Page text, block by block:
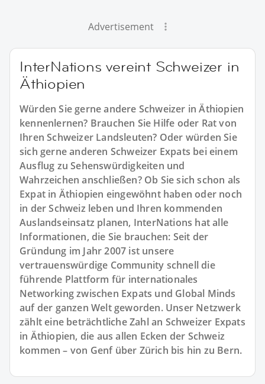
Advertisement
InterNations vereint Schweizer in
Äthiopien
Würden Sie gerne andere Schweizer in Äthiopien
kennenlernen? Brauchen Sie Hilfe oder Rat von
Ihren Schweizer Landsleuten? Oder würden Sie
sich gerne anderen Schweizer Expats bei einem
Ausflug zu Sehenswürdigkeiten und
Wahrzeichen anschließen? Ob Sie sich schon als
Expat in Äthiopien eingewöhnt haben oder noch
in der Schweiz leben und Ihren kommenden
Auslandseinsatz planen, InterNations hat alle
Informationen, die Sie brauchen: Seit der
Gründung im Jahr 2007 ist unsere
vertrauenswürdige Community schnell die
führende Plattform für internationales
Networking zwischen Expats und Global Minds
auf der ganzen Welt geworden. Unser Netzwerk
zählt eine beträchtliche Zahl an Schweizer Expats
in Äthiopien, die aus allen Ecken der Schweiz
kommen – von Genf über Zürich bis hin zu Bern.